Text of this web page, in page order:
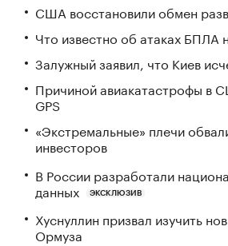
США восстановили обмен
Что известно об атаках БПЛА
Залужный заявил, что Киев
Причиной авиакатастрофы в
GPS
«Экстремальные» плечи
инвесторов
В России разработали
данных
ЭКСКЛЮЗИВ
Хуснуллин призвал изучить
Ормуза